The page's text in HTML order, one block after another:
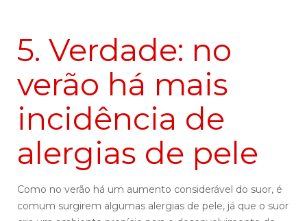
5. Verdade: no
verão há mais
incidência de
alergias de pele
Como no verão há um aumento considerável do suor, é
comum surgirem algumas alergias de pele, já que o suor